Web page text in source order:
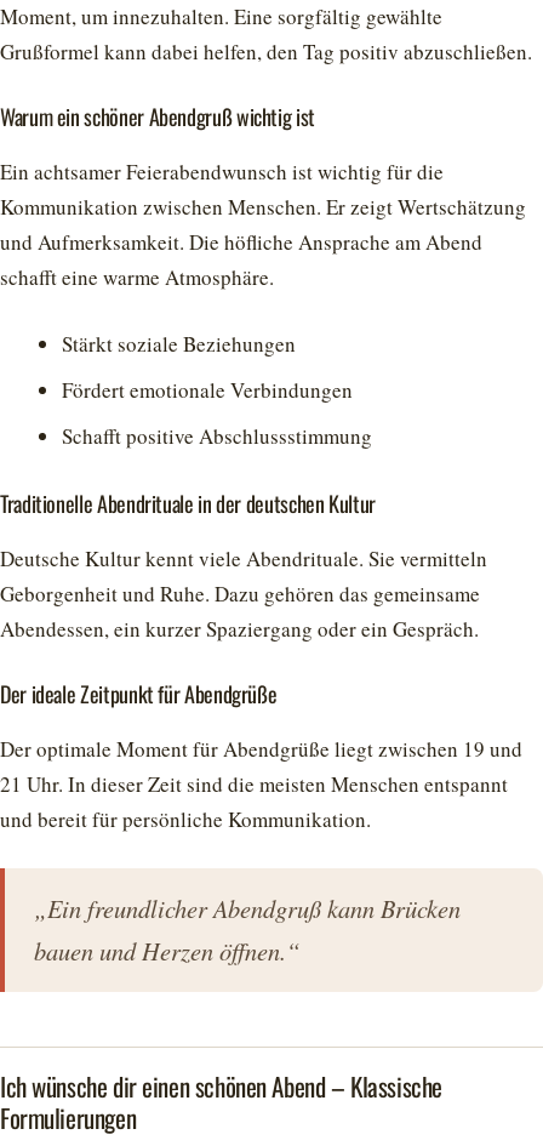
Moment, um innezuhalten. Eine sorgfältig gewählte
Grußformel kann dabei helfen, den Tag positiv abzuschließen.
Warum ein schöner Abendgruß wichtig ist
Ein achtsamer Feierabendwunsch ist wichtig für die
Kommunikation zwischen Menschen. Er zeigt Wertschätzung
und Aufmerksamkeit. Die höfliche Ansprache am Abend
schafft eine warme Atmosphäre.
Stärkt soziale Beziehungen
Fördert emotionale Verbindungen
Schafft positive Abschlussstimmung
Traditionelle Abendrituale in der deutschen Kultur
Deutsche Kultur kennt viele Abendrituale. Sie vermitteln
Geborgenheit und Ruhe. Dazu gehören das gemeinsame
Abendessen, ein kurzer Spaziergang oder ein Gespräch.
Der ideale Zeitpunkt für Abendgrüße
Der optimale Moment für Abendgrüße liegt zwischen 19 und
21 Uhr. In dieser Zeit sind die meisten Menschen entspannt
und bereit für persönliche Kommunikation.
„Ein freundlicher Abendgruß kann Brücken
bauen und Herzen öffnen.“
Ich wünsche dir einen schönen Abend – Klassische
Formulierungen